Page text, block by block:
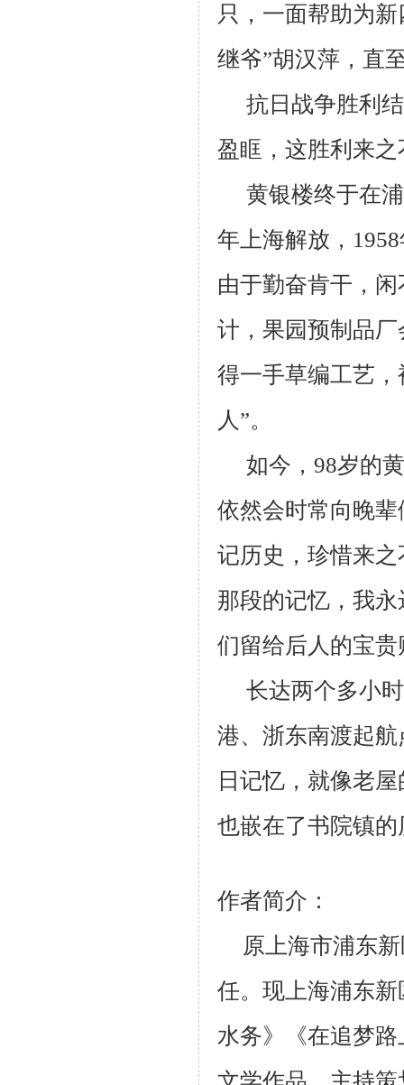
只，一面帮助为
继爷”胡汉萍，直
抗日战争胜利
盈眶，这胜利来
黄银楼终于在
年上海解放，
由于勤奋肯干，
计，果园预制品
得一手草编工艺
人”。
如今，98岁的
依然会时常向晚
记历史，珍惜来
那段的记忆，我
们留给后人的宝
长达两个多小
港、浙东南渡起
日记忆，就像老
也嵌在了书院镇
作者简介：
原上海市浦东
任。现上海浦东
水务》《在追梦